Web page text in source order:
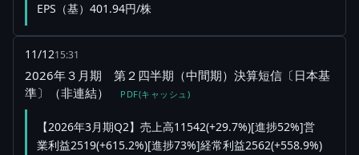
EPS（基）401.94円/株
11/1215:31
2026年３月期 第２四半期（中間期）決算短信〔日本基
準〕（非連結）
PDF(キャッシュ)
【2026年3月期Q2】売上高11542(+29.7%)[進捗52%]営
業利益2519(+615.2%)[進捗73%]経常利益2562(+558.9%)